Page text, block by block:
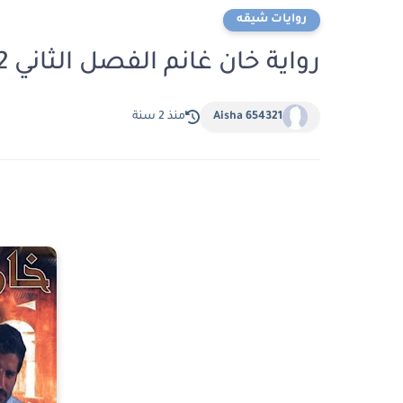
روايات شيقه
رواية خان غانم الفصل الثاني 2 بقلم سوما العربي
Aisha 654321 منذ 2 سنة